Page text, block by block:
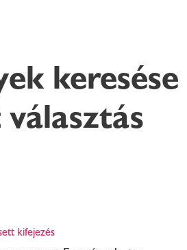
keresése
kifejezés